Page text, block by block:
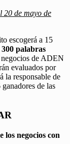
20 de mayo de
escogerá a 15
300 palabras
negocios de ADEN
evaluados por
la responsable de
de las
los negocios con